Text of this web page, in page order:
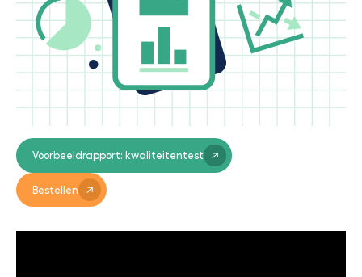
Bestellen
Voorbeeldrapport: kwaliteitentest